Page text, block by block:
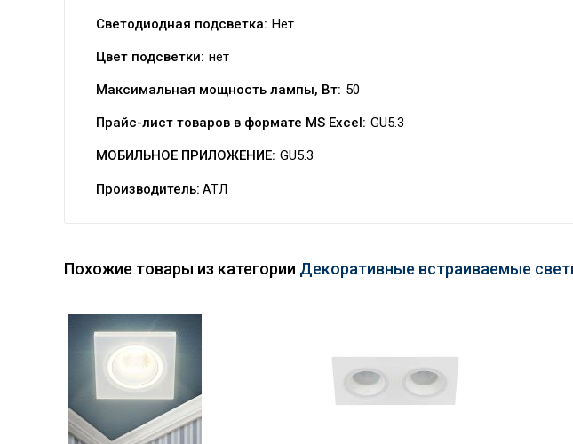
Светодиодная подсветка: Нет
Цвет подсветки: нет
Максимальная мощность лампы, Вт: 50
Прайс-лист товаров в формате MS Excel: GU5.3
МОБИЛЬНОЕ ПРИЛОЖЕНИЕ: GU5.3
Производитель: АТЛ
Похожие товары из категории Декоративные встраиваемые